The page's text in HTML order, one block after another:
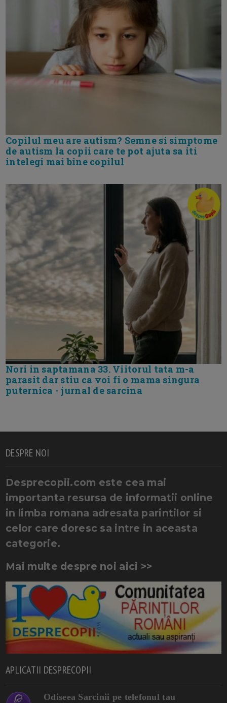
Copilul meu are autism? Semne si simptome
de autism la copii care te pot ajuta sa iti
intelegi mai bine copilul
Nori in saptamana 33. Viitorul tata m-a
parasit dar stiu ca voi fi o mama singura
puternica - jurnal de sarcina
DESPRE NOI
Desprecopii.com este cea mai
importanta resursa de informatii online
in limba romana adresata parintilor si
celor care doresc sa intre in aceasta
categorie.
Mai multe despre noi aici >>
APLICATII DESPRECOPII
Odiseea Sarcinii pe telefonul tau